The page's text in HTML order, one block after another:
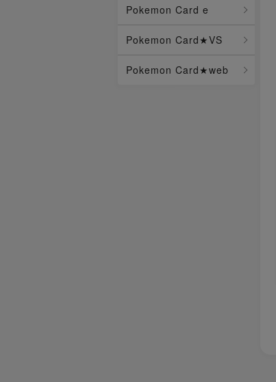
Pokemon Card e
Pokemon Card★VS
Pokemon Card★web